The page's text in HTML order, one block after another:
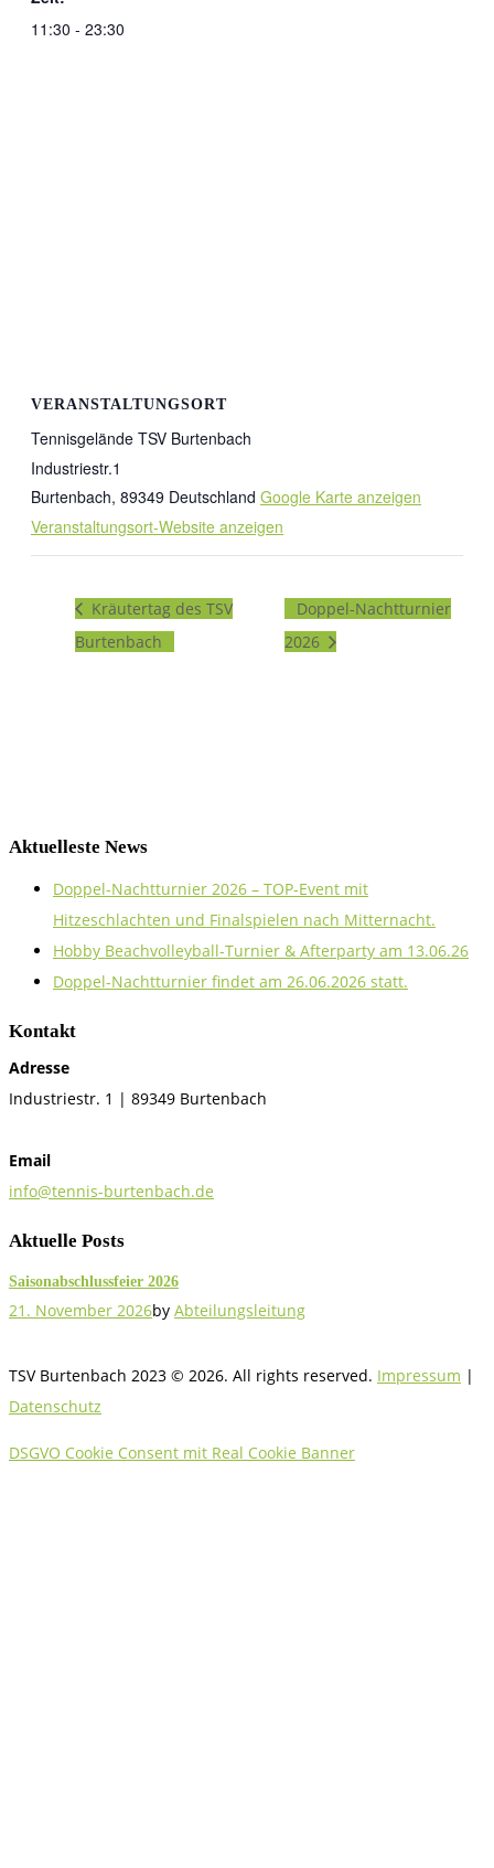
11:30 - 23:30
VERANSTALTUNGSORT
Tennisgelände TSV Burtenbach
Industriestr.1
Burtenbach, 89349 Deutschland Google Karte anzeigen
Veranstaltungsort-Website anzeigen
Kräutertag des TSV
Burtenbach
Doppel-Nachtturnier
2026
Aktuelleste News
Doppel-Nachtturnier 2026 – TOP-Event mit
Hitzeschlachten und Finalspielen nach Mitternacht.
Hobby Beachvolleyball-Turnier & Afterparty am 13.06.26
Doppel-Nachtturnier findet am 26.06.2026 statt.
Kontakt
Adresse
Industriestr. 1 | 89349 Burtenbach
Email
info@tennis-burtenbach.de
Aktuelle Posts
Saisonabschlussfeier 2026
21. November 2026by Abteilungsleitung
TSV Burtenbach 2023 © 2026. All rights reserved. Impressum |
Datenschutz
DSGVO Cookie Consent mit Real Cookie Banner